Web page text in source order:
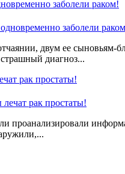
заболели раком!
двум ее сыновьям-
диагноз...
рак простаты!
проанализировали